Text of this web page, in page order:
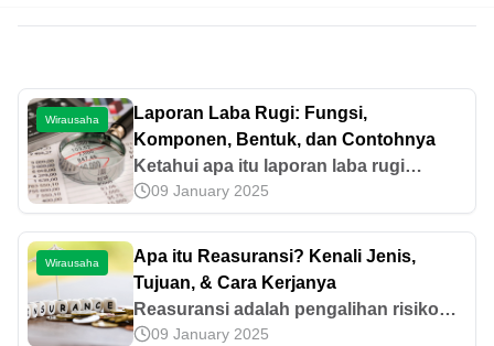
Wirausaha
Laporan Laba Rugi: Fungsi,
Komponen, Bentuk, dan Contohnya
Ketahui apa itu laporan laba rugi
beserta fungsi, komponen penyusun,
bentuk, dan contoh sederhana untuk
membantu memahami keuangan
perusahaan.
09 January 2025
Wirausaha
Apa itu Reasuransi? Kenali Jenis,
Tujuan, & Cara Kerjanya
Reasuransi adalah pengalihan risiko
yang dapat mengurangi beban
09 January 2025